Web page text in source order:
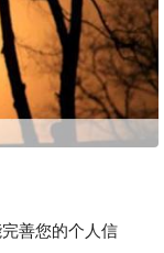
善您的个人信